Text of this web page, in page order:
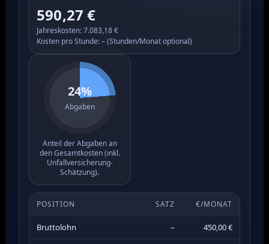
590,27 €
Jahreskosten: 7.083,18 €
Kosten pro Stunde: – (Stunden/Monat optional)
24%
Abgaben
Anteil der Abgaben an
den Gesamtkosten (inkl.
Unfallversicherung-
Schätzung).
POSITION SATZ €/MONAT
Bruttolohn – 450,00 €